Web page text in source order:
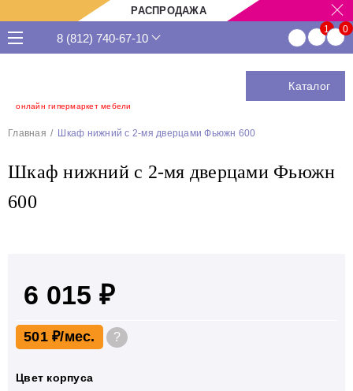
РАСПРОДАЖА
онлайн гипермаркет мебели
8 (812) 740-67-10
Каталог
Главная Шкаф нижний с 2-мя дверцами Фьюжн 600
Шкаф нижний с 2-мя дверцами Фьюжн
600
6 015 ₽
501 ₽ ?
Цвет корпуса